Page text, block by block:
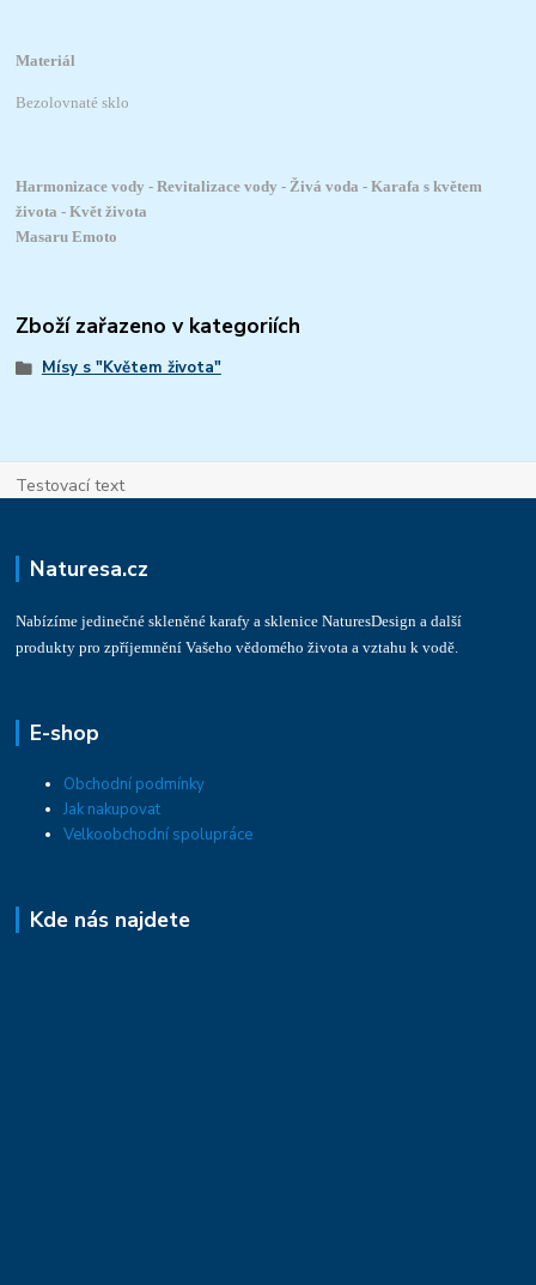
Materiál
Bezolovnaté sklo
Harmonizace vody - Revitalizace vody - Živá voda - Karafa s květem
života - Květ života
Masaru Emoto
Zboží zařazeno v kategoriích
Mísy s "Květem života"
Testovací text
Naturesa.cz
Nabízíme jedinečné skleněné karafy a sklenice NaturesDesign a další
produkty pro zpříjemnění Vašeho vědomého života a vztahu k vodě.
E-shop
Obchodní podmínky
Jak nakupovat
Velkoobchodní spolupráce
Kde nás najdete